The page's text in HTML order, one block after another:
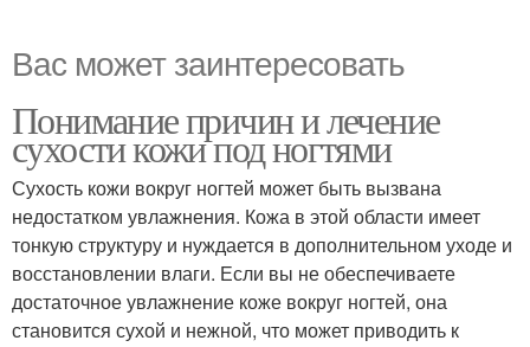
Вас может заинтересовать
Понимание причин и лечение
сухости кожи под ногтями
Сухость кожи вокруг ногтей может быть вызвана
недостатком увлажнения. Кожа в этой области имеет
тонкую структуру и нуждается в дополнительном уходе и
восстановлении влаги. Если вы не обеспечиваете
достаточное увлажнение коже вокруг ногтей, она
становится сухой и нежной, что может приводить к